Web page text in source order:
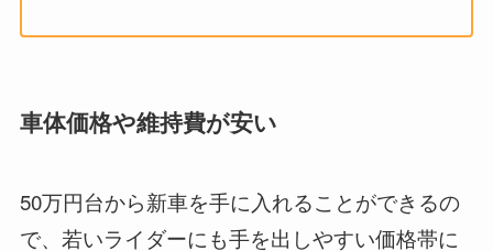
車体価格や維持費が安い
50万円台から新車を手に入れることができるの
で、若いライダーにも手を出しやすい価格帯に